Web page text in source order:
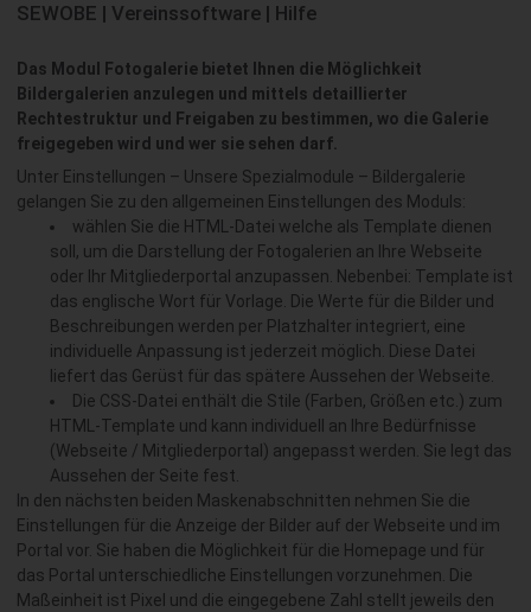
SEWOBE | Vereinssoftware | Hilfe
Das Modul Fotogalerie bietet Ihnen die Möglichkeit
Bildergalerien anzulegen und mittels detaillierter
Rechtestruktur und Freigaben zu bestimmen, wo die Galerie
freigegeben wird und wer sie sehen darf.
Unter Einstellungen – Unsere Spezialmodule – Bildergalerie
gelangen Sie zu den allgemeinen Einstellungen des Moduls:
wählen Sie die HTML-Datei welche als Template dienen
soll, um die Darstellung der Fotogalerien an Ihre Webseite
oder Ihr Mitgliederportal anzupassen. Nebenbei: Template ist
das englische Wort für Vorlage. Die Werte für die Bilder und
Beschreibungen werden per Platzhalter integriert, eine
individuelle Anpassung ist jederzeit möglich. Diese Datei
liefert das Gerüst für das spätere Aussehen der Webseite.
Die CSS-Datei enthält die Stile (Farben, Größen etc.) zum
HTML-Template und kann individuell an Ihre Bedürfnisse
(Webseite / Mitgliederportal) angepasst werden. Sie legt das
Aussehen der Seite fest.
In den nächsten beiden Maskenabschnitten nehmen Sie die
Einstellungen für die Anzeige der Bilder auf der Webseite und im
Portal vor. Sie haben die Möglichkeit für die Homepage und für
das Portal unterschiedliche Einstellungen vorzunehmen. Die
Maßeinheit ist Pixel und die eingegebene Zahl stellt jeweils den